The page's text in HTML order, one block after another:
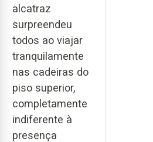
alcatraz
surpreendeu
todos ao viajar
tranquilamente
nas cadeiras do
piso superior,
completamente
indiferente à
presença